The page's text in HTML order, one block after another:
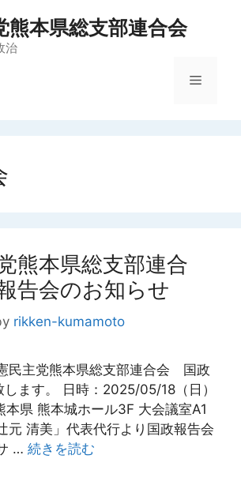
熊本県総支部連合会
治
メ
熊本県総支部連合
告会のお知らせ
rikken-kumamoto
民主党熊本県総支部連合会 国政
ます。 日時：2025/05/18（日）
本県 熊本城ホール3F 大会議室A1
元 清美」代表代行より国政報告会
… 続きを読む